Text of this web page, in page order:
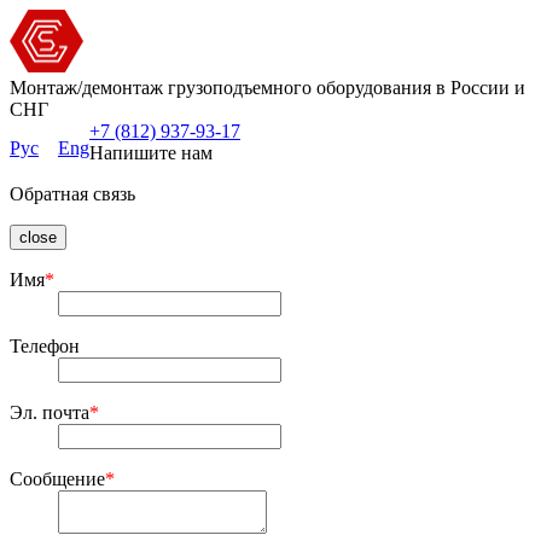
Монтаж/демонтаж грузоподъемного оборудования в России и
СНГ
Рус
Eng
+7 (812) 937-93-17
Напишите нам
Обратная связь
close
Имя*
Телефон
Эл. почта*
Сообщение*